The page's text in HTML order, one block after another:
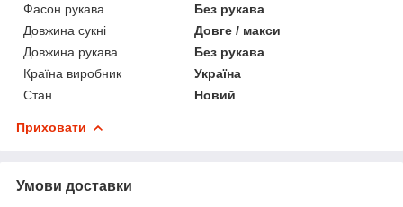
Фасон рукава
Без рукава
Довжина сукні
Довге / макси
Довжина рукава
Без рукава
Країна виробник
Україна
Стан
Новий
Приховати
Умови доставки